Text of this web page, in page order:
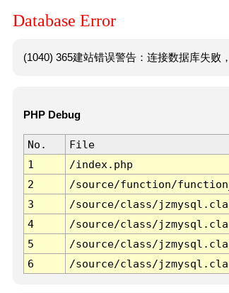
Database Error
(1040) 365建站错误警告：连接数据库失败
PHP Debug
No. File
1
/index.php
2
/source/function/
3
/source/class/
4
/source/class/
5
/source/class/
6
/source/class/